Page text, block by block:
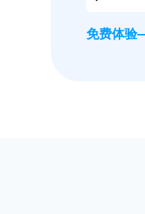
免费体验